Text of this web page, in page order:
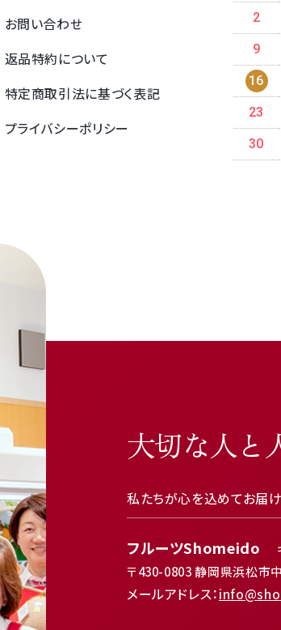
お問い合わせ
返品特約について
特定商取引法に基づく表記
プライバシーポリシー
2
9
16
23
30
大切な人と
私たちが心を込めてお届
フルーツShomeido
〒430-0803静岡県浜松市
メールアドレス：